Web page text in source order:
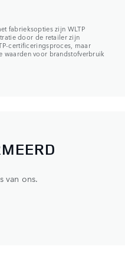
fabrieksopties zijn WLTP
door de retailer zijn
certificeringsproces, maar
waarden voor brandstofverbruik
van ons.